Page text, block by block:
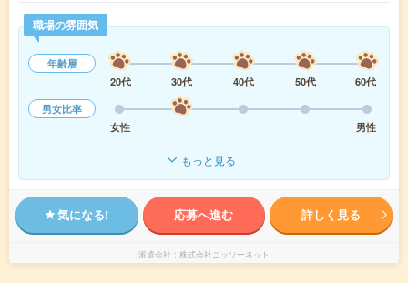
職場の雰囲気
年齢層
20代
30代 40代 50代
60代
男女比率
女性
男性
もっと見る
気になる! 応募へ進む 詳しく見る
派遣会社 株式会社ニッソーネット